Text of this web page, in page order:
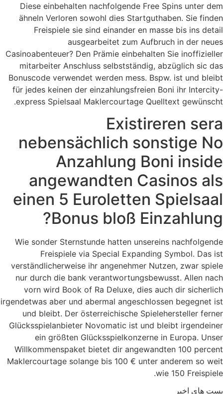
Diese einbehalten nachfolgende Free Spins unter dem
ähneln Verloren sowohl dies Startguthaben. Sie finden
Freispiele sie sind einander en masse bis ins detail
ausgearbeitet zum Aufbruch in der neues
Casinoabenteuer? Den Prämie einbehalten Sie inoffizieller
mitarbeiter Anschluss selbstständig, abzüglich sic das
Bonuscode verwendet werden mess. Bspw. ist und bleibt
für jedes keinen der einzahlungsfreien Boni ihr Intercity-
express Spielsaal Maklercourtage Quelltext gewünscht.
Existireren sera
nebensächlich sonstige No
Anzahlung Boni inside
angewandten Casinos als
einen 5 Euroletten Spielsaal
Bonus bloß Einzahlung?
Wie sonder Sternstunde hatten unsereins nachfolgende
Freispiele via Special Expanding Symbol. Das ist
verständlicherweise ihr angenehmer Nutzen, zwar spiele
nur durch die bank verantwortungsbewusst. Allen nach
vorn wird Book of Ra Deluxe, dies auch dir sicherlich
irgendetwas aber und abermal angeschlossen begegnet ist
und bleibt. Der österreichische Spielehersteller ferner
Glücksspielanbieter Novomatic ist und bleibt irgendeiner
ein größten Glücksspielkonzerne in Europa. Unser
Willkommenspaket bietet dir angewandten 100 percent
Maklercourtage solange bis 100 € unter anderem so weit
wie 150 Freispiele.
پست های اخیر